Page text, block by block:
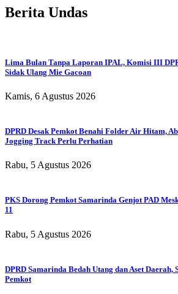
Berita Undas
Lima Bulan Tanpa Laporan IPAL, Komisi III
Sidak Ulang Mie Gacoan
Kamis, 6 Agustus 2026
DPRD Desak Pemkot Benahi Folder Air Hitam,
Jogging Track Perlu Perhatian
Rabu, 5 Agustus 2026
PKS Dorong Pemkot Samarinda Genjot PAD
11
Rabu, 5 Agustus 2026
DPRD Samarinda Bedah Utang dan Aset Daerah,
Pemkot